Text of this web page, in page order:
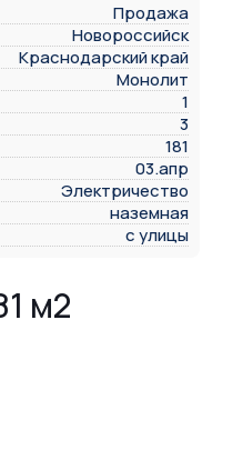
Продажа
Новороссийск
Краснодарский край
Монолит
1
3
181
03.апр
Электричество
наземная
с улицы
м2